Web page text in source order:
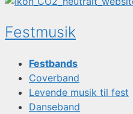
Festmusik
Festbands
Coverband
Levende musik til fest
Danseband